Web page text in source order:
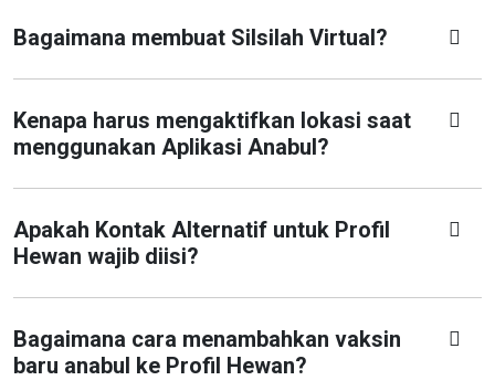
Bagaimana membuat Silsilah Virtual?
Kenapa harus mengaktifkan lokasi saat
menggunakan Aplikasi Anabul?
Apakah Kontak Alternatif untuk Profil
Hewan wajib diisi?
Bagaimana cara menambahkan vaksin
baru anabul ke Profil Hewan?